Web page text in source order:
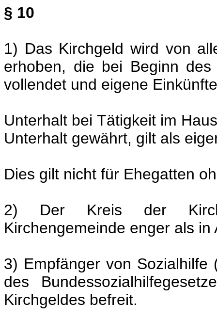
§ 10
1) Das Kirchgeld wird von
erhoben, die bei Beginn
vollendet und eigene
Unterhalt bei Tätigkeit im
Unterhalt gewährt, gilt als
Dies gilt nicht für Ehegatten
2) Der Kreis der
Kirchengemeinde enger als
3) Empfänger von Sozialhilfe
des
Kirchgeldes befreit.